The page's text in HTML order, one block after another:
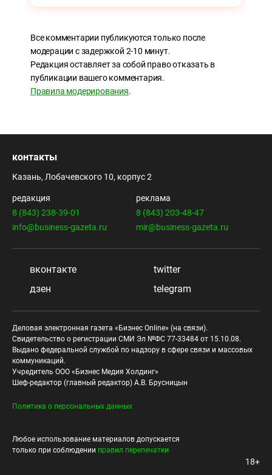
Все комментарии публикуются только после
модерации с задержкой 2-10 минут.
Редакция оставляет за собой право отказать в
публикации вашего комментария.
Правила модерирования.
контакты
Казань, Лобачевского 10, корпус 2
редакция
8 (843) 238-39-01
info@business-gazeta.ru
реклама
8 (843) 203-48-47
mir@business-gazeta.ru
вконтакте
twitter
дзен
telegram
Деловая электронная газета «Бизнес Online» (на связи).
Свидетельство о регистрации СМИ Эл №ФС 77-33484 от 15.10.08.
Выдано федеральной службой по надзору в сфере связи и массовых
коммуникаций.
Учредитель ООО «Бизнес Медия Холдинг»
Шеф-редактор (главный редактор) А.В. Брусницын
Политика о персональных данных
Любое использование материалов допускается
только при соблюдении правил перепечатки
18+